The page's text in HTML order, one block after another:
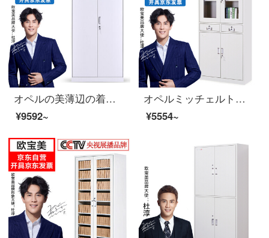
オペルの美薄辺の着脱チェスト資料棚の書類棚の鋼製の鉄の皮の戸棚の証明書のチェイスト
¥9592~
オペルミッチェルトオフィスキャビネット鋼製のブリーフィングキャビネットのアーカイブキャビネットの中の二斗チェーストの厚いお金
¥5554~